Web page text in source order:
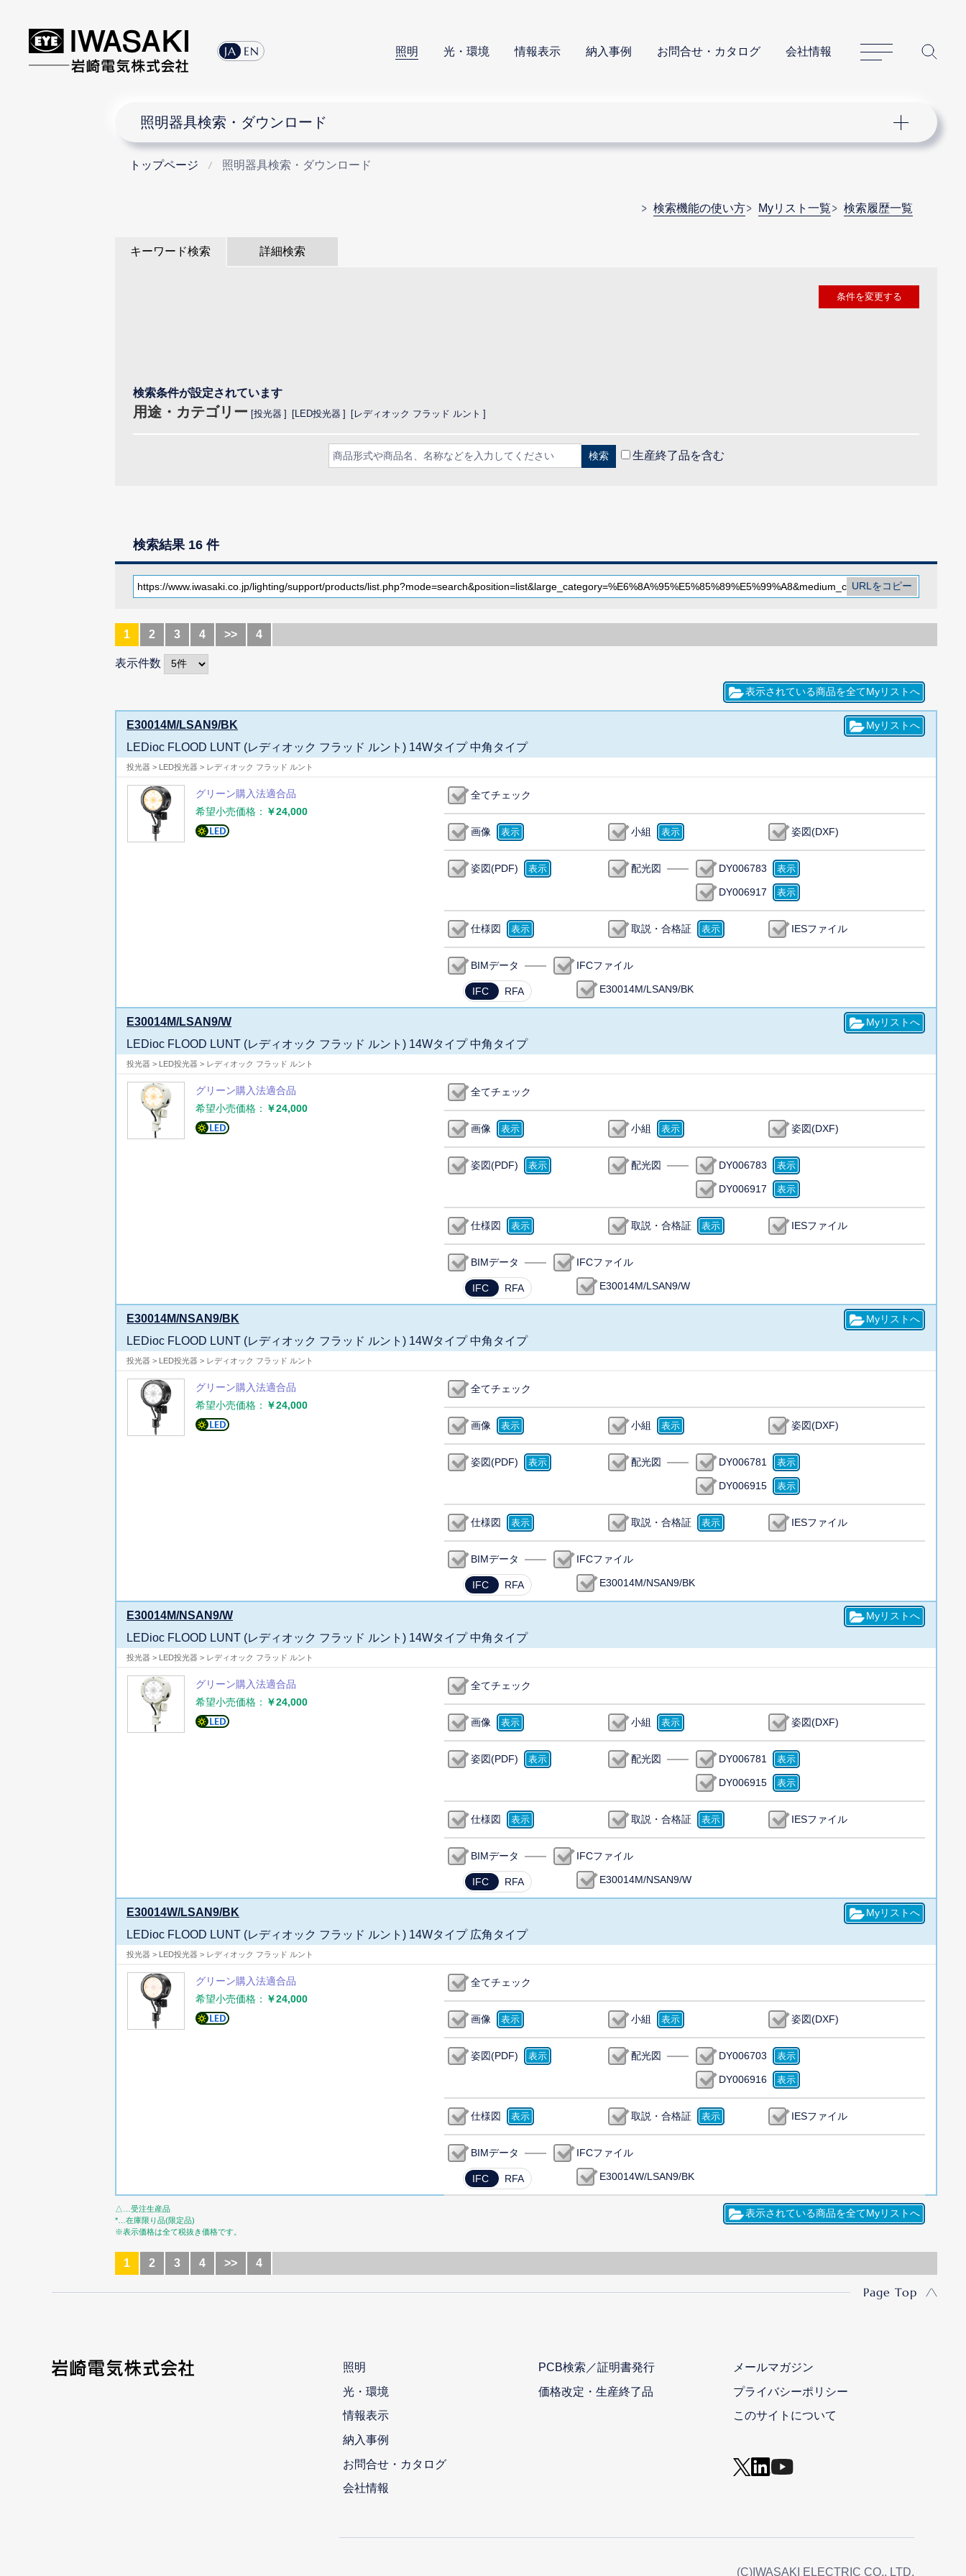
JA EN 照明 光・環境 情報表示 納入事例 お問合せ・カタログ 会社情報
サイトマップ
照明器具検索・ダウンロード
トップページ 照明器具検索・ダウンロード
検索機能の使い方 Myリスト一覧 検索履歴一覧
キーワード検索 詳細検索
条件を変更する
検索条件が設定されています
用途・カテゴリー 投光器 LED投光器 レディオック フラッド ルント
生産終了品を含む
検索結果 16 件
1 2 3 4 >> 4
表示件数
E30014M/LSAN9/BK
LEDioc FLOOD LUNT (レディオック フラッド ルント) 14Wタイプ 中角タイプ
投光器 > LED投光器 > レディオック フラッド ルント
グリーン購入法適合品
希望小売価格： ￥24,000
全てチェック
画像 小組 姿図(DXF)
姿図(PDF) 配光図 DY006783
DY006917
仕様図 取説・合格証 IESファイル
BIMデータ
IFC RFA
IFCファイル
E30014M/LSAN9/BK
E30014M/LSAN9/W
LEDioc FLOOD LUNT (レディオック フラッド ルント) 14Wタイプ 中角タイプ
投光器 > LED投光器 > レディオック フラッド ルント
グリーン購入法適合品
希望小売価格： ￥24,000
全てチェック
画像 小組 姿図(DXF)
姿図(PDF) 配光図 DY006783
DY006917
仕様図 取説・合格証 IESファイル
BIMデータ
IFC RFA
IFCファイル
E30014M/LSAN9/W
E30014M/NSAN9/BK
LEDioc FLOOD LUNT (レディオック フラッド ルント) 14Wタイプ 中角タイプ
投光器 > LED投光器 > レディオック フラッド ルント
グリーン購入法適合品
希望小売価格： ￥24,000
全てチェック
画像 小組 姿図(DXF)
姿図(PDF) 配光図 DY006781
DY006915
仕様図 取説・合格証 IESファイル
BIMデータ
IFC RFA
IFCファイル
E30014M/NSAN9/BK
E30014M/NSAN9/W
LEDioc FLOOD LUNT (レディオック フラッド ルント) 14Wタイプ 中角タイプ
投光器 > LED投光器 > レディオック フラッド ルント
グリーン購入法適合品
希望小売価格： ￥24,000
全てチェック
画像 小組 姿図(DXF)
姿図(PDF) 配光図 DY006781
DY006915
仕様図 取説・合格証 IESファイル
BIMデータ
IFC RFA
IFCファイル
E30014M/NSAN9/W
E30014W/LSAN9/BK
LEDioc FLOOD LUNT (レディオック フラッド ルント) 14Wタイプ 広角タイプ
投光器 > LED投光器 > レディオック フラッド ルント
グリーン購入法適合品
希望小売価格： ￥24,000
全てチェック
画像 小組 姿図(DXF)
姿図(PDF) 配光図 DY006703
DY006916
仕様図 取説・合格証 IESファイル
BIMデータ
IFC RFA
IFCファイル
E30014W/LSAN9/BK
△…受注生産品
*…在庫限り品(限定品)
※表示価格は全て税抜き価格です。
1 2 3 4 >> 4
Page Top
照明
光・環境
情報表示
納入事例
お問合せ・カタログ
会社情報
PCB検索／証明書発行
価格改定・生産終了品
メールマガジン
プライバシーポリシー
このサイトについて
(C)IWASAKI ELECTRIC CO., LTD.